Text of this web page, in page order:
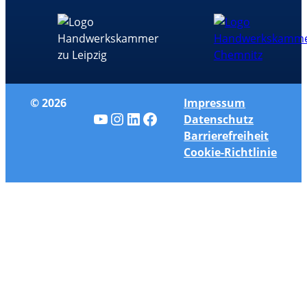
© 2026
YouTube
Instagram
LinkedIn
Facebook
Impressum
Datenschutz
Barrierefreiheit
Cookie-Richtlinie